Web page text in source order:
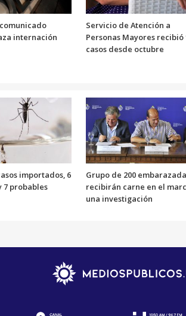
internación
Servicio de Atención a
Personas Mayores recibió
casos desde octubre
importados, 6
7 probables
Grupo de 200
recibirán carne en el
una investigación